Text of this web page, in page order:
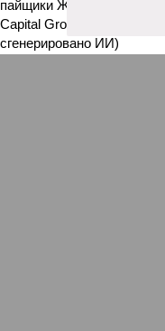
В нескольких станциях от